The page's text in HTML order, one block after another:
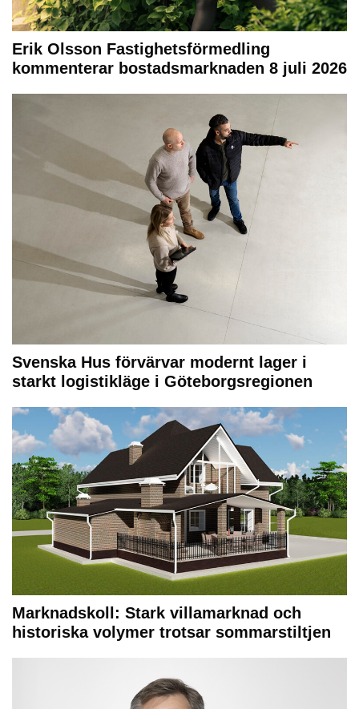
Erik Olsson Fastighetsförmedling
kommenterar bostadsmarknaden 8 juli 2026
Svenska Hus förvärvar modernt lager i
starkt logistikläge i Göteborgsregionen
Marknadskoll: Stark villamarknad och
historiska volymer trotsar sommarstiltjen